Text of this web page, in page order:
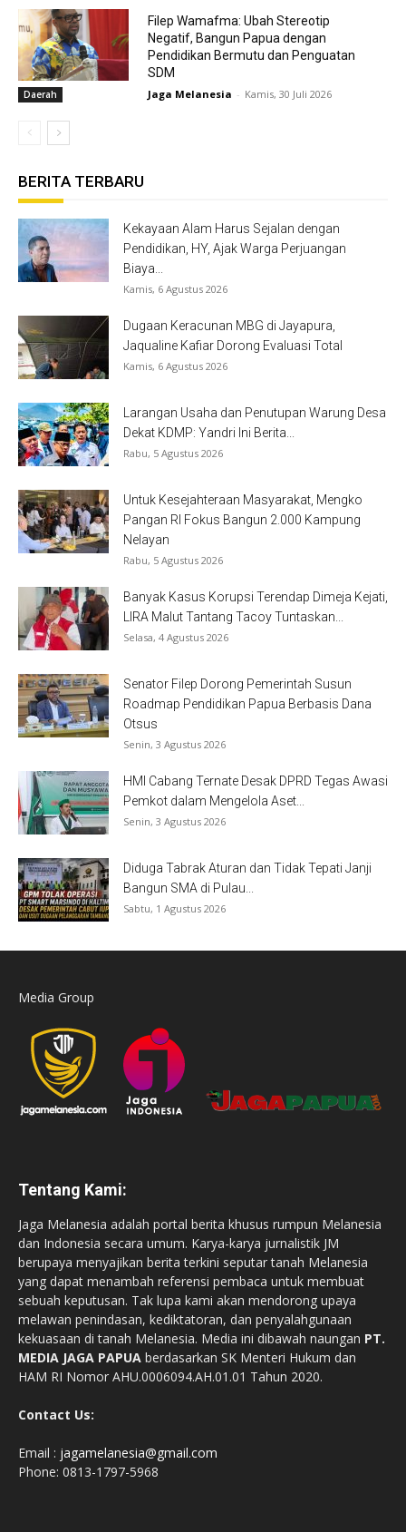
Daerah
Filep Wamafma: Ubah Stereotip
Negatif, Bangun Papua dengan
Pendidikan Bermutu dan Penguatan
SDM
Jaga Melanesia - Kamis, 30 Juli 2026
BERITA TERBARU
Kekayaan Alam Harus Sejalan dengan
Pendidikan, HY, Ajak Warga Perjuangan
Biaya...
Kamis, 6 Agustus 2026
Dugaan Keracunan MBG di Jayapura,
Jaqualine Kafiar Dorong Evaluasi Total
Kamis, 6 Agustus 2026
Larangan Usaha dan Penutupan Warung Desa
Dekat KDMP: Yandri Ini Berita...
Rabu, 5 Agustus 2026
Untuk Kesejahteraan Masyarakat, Mengko
Pangan RI Fokus Bangun 2.000 Kampung
Nelayan
Rabu, 5 Agustus 2026
Banyak Kasus Korupsi Terendap Dimeja Kejati,
LIRA Malut Tantang Tacoy Tuntaskan...
Selasa, 4 Agustus 2026
Senator Filep Dorong Pemerintah Susun
Roadmap Pendidikan Papua Berbasis Dana
Otsus
Senin, 3 Agustus 2026
HMI Cabang Ternate Desak DPRD Tegas Awasi
Pemkot dalam Mengelola Aset...
Senin, 3 Agustus 2026
Diduga Tabrak Aturan dan Tidak Tepati Janji
Bangun SMA di Pulau...
Sabtu, 1 Agustus 2026
Media Group
Tentang Kami:
Jaga Melanesia adalah portal berita khusus rumpun Melanesia
dan Indonesia secara umum. Karya-karya jurnalistik JM
berupaya menyajikan berita terkini seputar tanah Melanesia
yang dapat menambah referensi pembaca untuk membuat
sebuah keputusan. Tak lupa kami akan mendorong upaya
melawan penindasan, kediktatoran, dan penyalahgunaan
kekuasaan di tanah Melanesia. Media ini dibawah naungan PT.
MEDIA JAGA PAPUA berdasarkan SK Menteri Hukum dan
HAM RI Nomor AHU.0006094.AH.01.01 Tahun 2020.
Contact Us:
Email : jagamelanesia@gmail.com
Phone: 0813-1797-5968